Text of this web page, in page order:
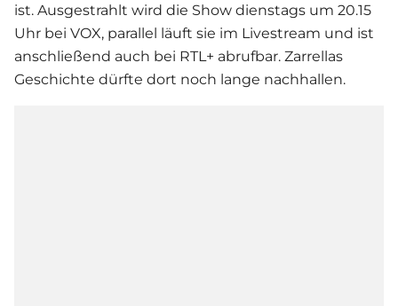
ist. Ausgestrahlt wird die Show dienstags um 20.15
Uhr bei VOX, parallel läuft sie im Livestream und ist
anschließend auch bei RTL+ abrufbar. Zarrellas
Geschichte dürfte dort noch lange nachhallen.